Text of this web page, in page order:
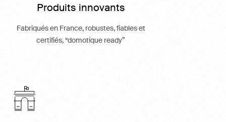
Produits innovants
Fabriqués en France, robustes, fiables et
certifiés, “domotique ready”